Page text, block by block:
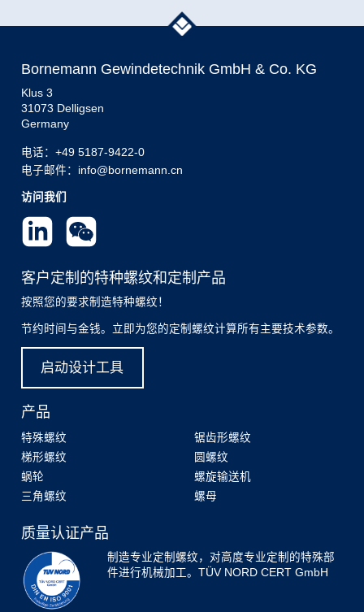
Bornemann Gewindetechnik GmbH & Co. KG
Klus 3
31073 Delligsen
Germany
电话： +49 5187-9422-0
电子邮件：info@bornemann.cn
访问我们
客户定制的特种螺纹和定制产品
按照您的要求制造特种螺纹！
节约时间与金钱。立即为您的定制螺纹计算所有主要技术参数。
启动设计工具
产品
特殊螺纹
梯形螺纹
蜗轮
三角螺纹
锯齿形螺纹
圆螺纹
螺旋输送机
螺母
质量认证产品
制造专业定制螺纹，对高度专业定制的特殊部
件进行机械加工。TÜV NORD CERT GmbH